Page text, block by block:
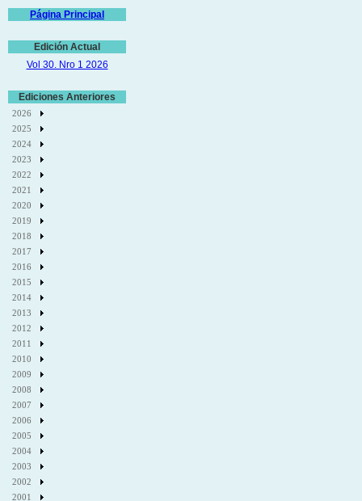
Página Principal
Edición Actual
Vol 30. Nro 1 2026
Ediciones Anteriores
2026
2025
2024
2023
2022
2021
2020
2019
2018
2017
2016
2015
2014
2013
2012
2011
2010
2009
2008
2007
2006
2005
2004
2003
2002
2001